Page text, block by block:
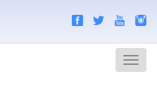
Menu